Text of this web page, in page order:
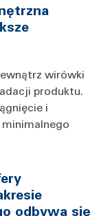
wirówki
produktu.
i
odbywa się